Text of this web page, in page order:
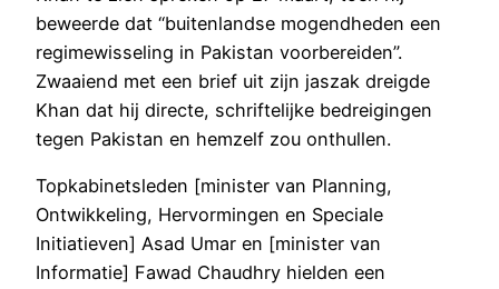
beweerde dat “buitenlandse mogendheden een
regimewisseling in Pakistan voorbereiden”.
Zwaaiend met een brief uit zijn jaszak dreigde
Khan dat hij directe, schriftelijke bedreigingen
tegen Pakistan en hemzelf zou onthullen.
Topkabinetsleden [minister van Planning,
Ontwikkeling, Hervormingen en Speciale
Initiatieven] Asad Umar en [minister van
Informatie] Fawad Chaudhry hielden een